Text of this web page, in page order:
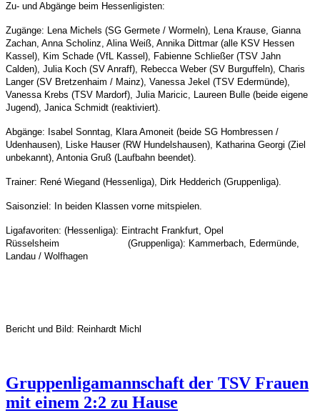
Zu- und Abgänge beim Hessenligisten:
Zugänge: Lena Michels (SG Germete / Wormeln), Lena Krause, Gianna
Zachan, Anna Scholinz, Alina Weiß, Annika Dittmar (alle KSV Hessen
Kassel), Kim Schade (VfL Kassel), Fabienne Schließer (TSV Jahn
Calden), Julia Koch (SV Anraff), Rebecca Weber (SV Burguffeln), Charis
Langer (SV Bretzenhaim / Mainz), Vanessa Jekel (TSV Edermünde),
Vanessa Krebs (TSV Mardorf), Julia Maricic, Laureen Bulle (beide eigene
Jugend), Janica Schmidt (reaktiviert).
Abgänge: Isabel Sonntag, Klara Amoneit (beide SG Hombressen /
Udenhausen), Liske Hauser (RW Hundelshausen), Katharina Georgi (Ziel
unbekannt), Antonia Gruß (Laufbahn beendet).
Trainer: René Wiegand (Hessenliga), Dirk Hedderich (Gruppenliga).
Saisonziel: In beiden Klassen vorne mitspielen.
Ligafavoriten: (Hessenliga): Eintracht Frankfurt, Opel
Rüsselsheim (Gruppenliga): Kammerbach, Edermünde,
Landau / Wolfhagen
Bericht und Bild: Reinhardt Michl
Gruppenligamannschaft der TSV Frauen
mit einem 2:2 zu Hause